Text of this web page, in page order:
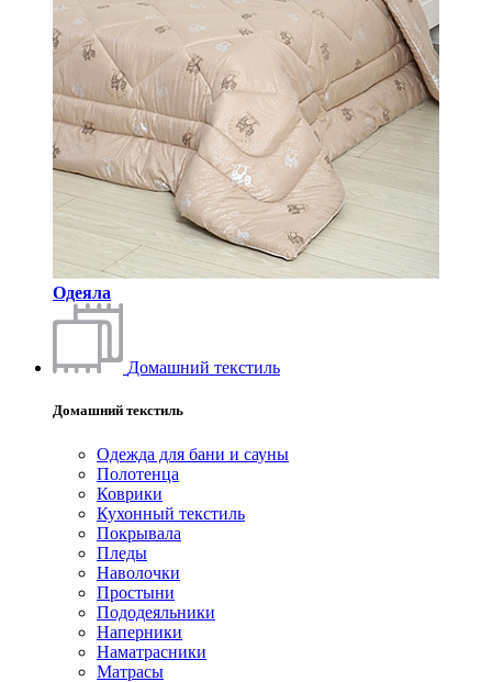
Одеяла
Домашний текстиль
Домашний текстиль
Одежда для бани и сауны
Полотенца
Коврики
Кухонный текстиль
Покрывала
Пледы
Наволочки
Простыни
Пододеяльники
Наперники
Наматрасники
Матрасы